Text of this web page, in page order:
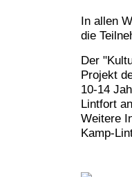
In allen
die
Der
Projekt
10-14
Lintfort
Weitere
Kamp-